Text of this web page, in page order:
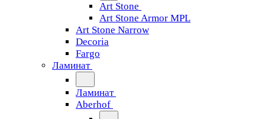
Art Stone
Art Stone Armor MPL
Art Stone Narrow
Decoria
Fargo
Ламинат
Ламинат
Aberhof